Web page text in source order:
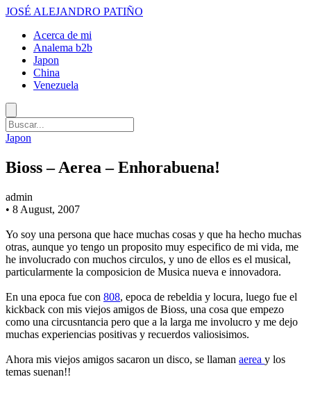
JOSÉ ALEJANDRO PATIÑO
Acerca de mi
Analema b2b
Japon
China
Venezuela
Japon
Bioss – Aerea – Enhorabuena!
admin
• 8 August, 2007
Yo soy una persona que hace muchas cosas y que ha hecho muchas
otras, aunque yo tengo un proposito muy especifico de mi vida, me
he involucrado con muchos circulos, y uno de ellos es el musical,
particularmente la composicion de Musica nueva e innovadora.
En una epoca fue con 808, epoca de rebeldia y locura, luego fue el
kickback con mis viejos amigos de Bioss, una cosa que empezo
como una circusntancia pero que a la larga me involucro y me dejo
muchas experiencias positivas y recuerdos valiosisimos.
Ahora mis viejos amigos sacaron un disco, se llaman aerea y los
temas suenan!!